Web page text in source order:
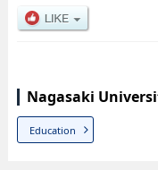
Nagasaki
Education